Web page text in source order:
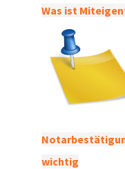
Was ist
wichtig